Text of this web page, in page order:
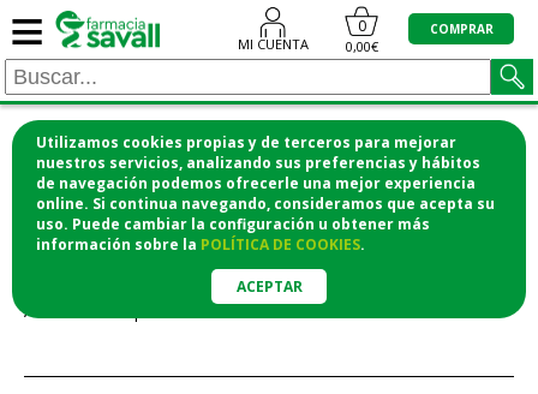
Utilizamos cookies propias y de terceros para mejorar
nuestros servicios, analizando sus preferencias y hábitos
de navegación podemos ofrecerle una mejor experiencia
online. Si continua navegando, consideramos que acepta su
uso. Puede cambiar la configuración u obtener más
información sobre la POLÍTICA DE COOKIES.
ACEPTAR
≡ MI CUENTA
0
0,00€
COMPRAR
¡COMPRA CÓMODAMENTE DESDE CASA Y RECOGE
EN LA FARMACIA!
o si lo prefieres te lo mandamos a casa
Artículo no disponible